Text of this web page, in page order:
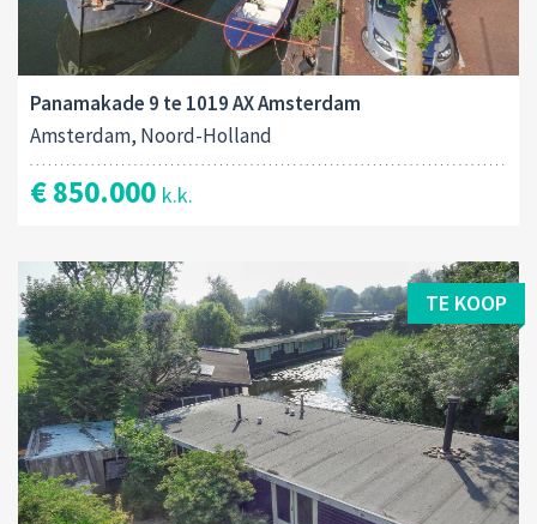
Panamakade 9 te 1019 AX Amsterdam
Amsterdam, Noord-Holland
€ 850.000 k.k.
TE KOOP